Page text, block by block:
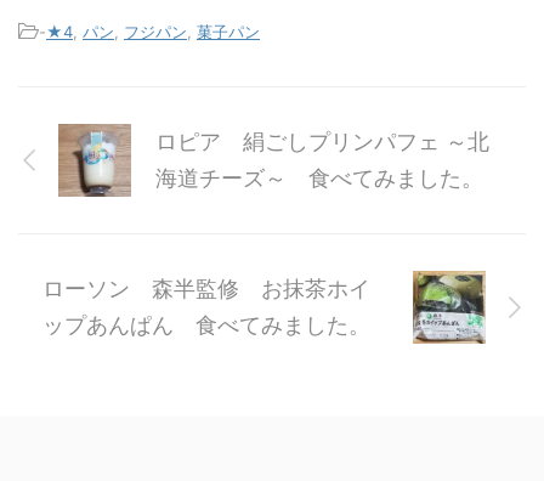
-★4 パン フジパン 菓子パン
ロピア 絹ごしプリンパフェ ～北
海道チーズ～ 食べてみました。
ローソン 森半監修 お抹茶ホイ
ップあんぱん 食べてみました。